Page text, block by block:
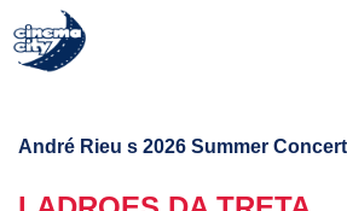
André Rieu s 2026 Summer